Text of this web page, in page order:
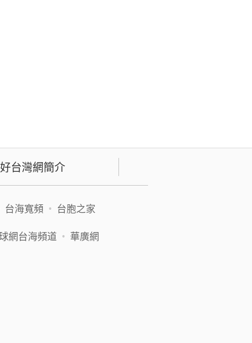
台灣網簡介
台海寬頻 • 台胞之家
網台海頻道 • 華廣網